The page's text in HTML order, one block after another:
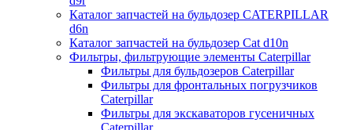
Каталог запчастей на бульдозер CATERPILLAR
d6n
Каталог запчастей на бульдозер Сat d10n
Фильтры, фильтрующие элементы Caterpillar
Фильтры для бульдозеров Caterpillar
Фильтры для фронтальных погрузчиков
Caterpillar
Фильтры для экскаваторов гусеничных
Caterpillar